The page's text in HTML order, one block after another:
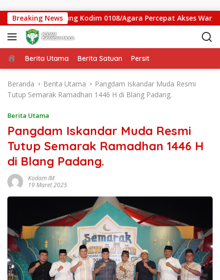
Breaking News
Gantung Kodim 0108/Agara Percepat Akses Warga Ds.
Beranda
Berita Utama Berita Satuan Persit
Beranda Berita Utama
Pangdam Iskandar Muda Resmi
Tutup Semarak Ramadhan 1446 H di Blang Padang.
Berita Utama
Pangdam Iskandar Muda Resmi
Tutup Semarak Ramadhan 1446 H
di Blang Padang.
Kodam IM
19 Maret 2025